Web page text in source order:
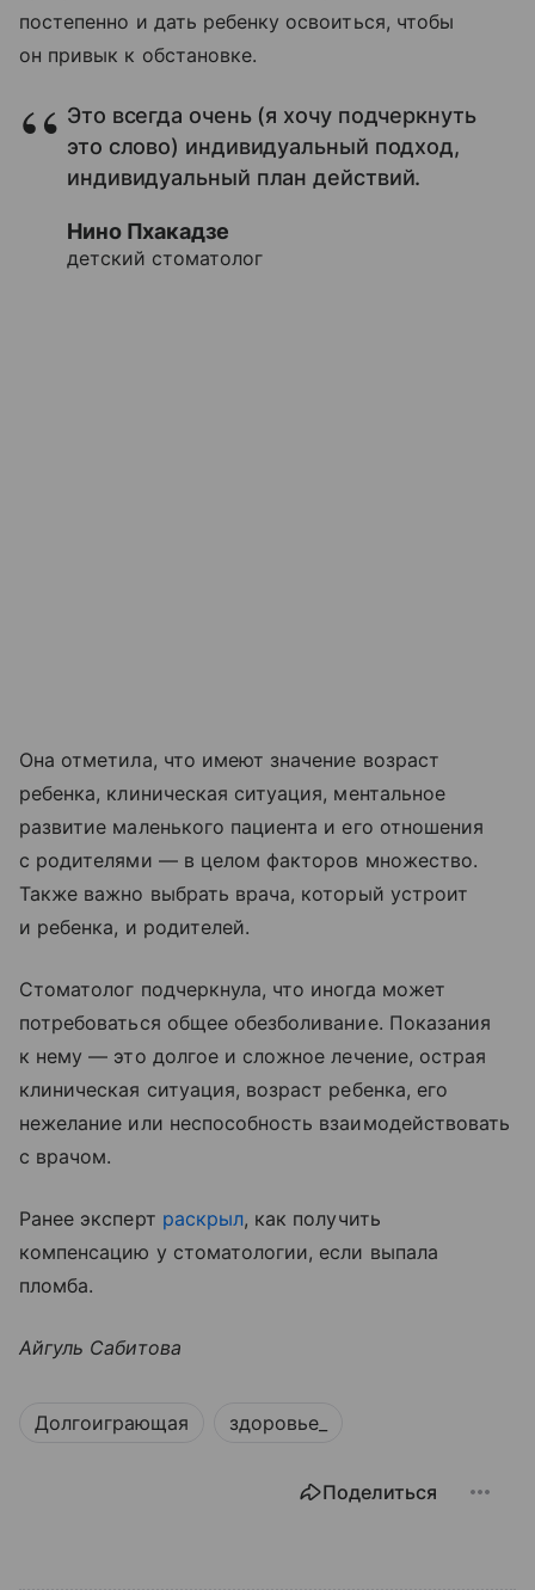
постепенно и дать ребенку освоиться, чтобы
он привык к обстановке.
Это всегда очень (я хочу подчеркнуть
это слово) индивидуальный подход,
индивидуальный план действий.
Нино Пхакадзе
детский стоматолог
Она отметила, что имеют значение возраст
ребенка, клиническая ситуация, ментальное
развитие маленького пациента и его отношения
с родителями — в целом факторов множество.
Также важно выбрать врача, который устроит
и ребенка, и родителей.
Стоматолог подчеркнула, что иногда может
потребоваться общее обезболивание. Показания
к нему — это долгое и сложное лечение, острая
клиническая ситуация, возраст ребенка, его
нежелание или неспособность взаимодействовать
с врачом.
Ранее эксперт раскрыл, как получить
компенсацию у стоматологии, если выпала
пломба.
Айгуль Сабитова
Долгоиграющая здоровье_
Поделиться